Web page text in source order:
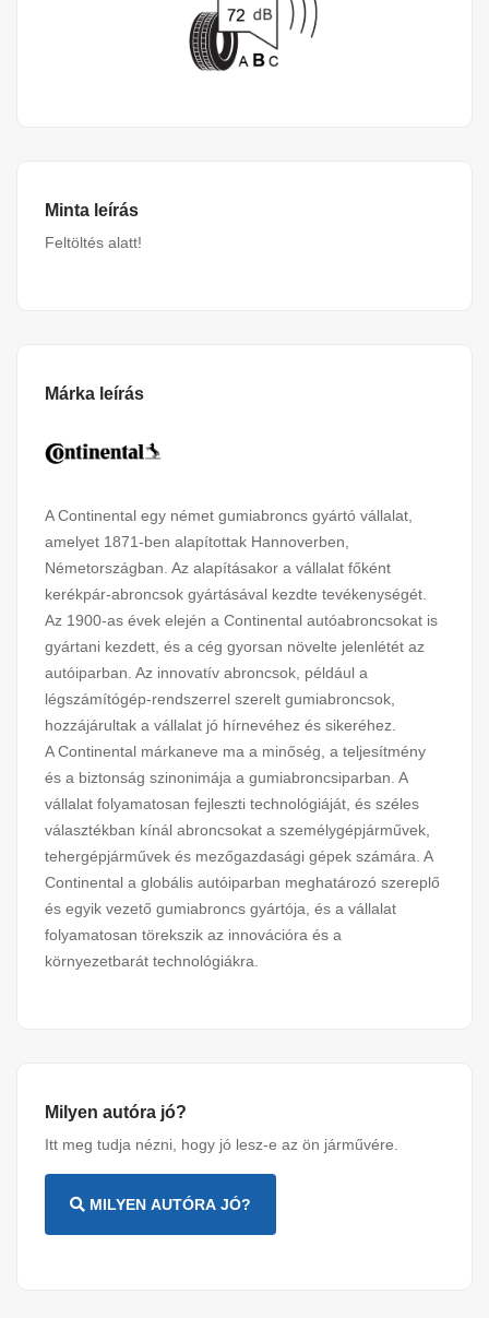
Minta leírás
Feltöltés alatt!
Márka leírás
A Continental egy német gumiabroncs gyártó vállalat,
amelyet 1871-ben alapítottak Hannoverben,
Németországban. Az alapításakor a vállalat főként
kerékpár-abroncsok gyártásával kezdte tevékenységét.
Az 1900-as évek elején a Continental autóabroncsokat is
gyártani kezdett, és a cég gyorsan növelte jelenlétét az
autóiparban. Az innovatív abroncsok, például a
légszámítógép-rendszerrel szerelt gumiabroncsok,
hozzájárultak a vállalat jó hírnevéhez és sikeréhez.
A Continental márkaneve ma a minőség, a teljesítmény
és a biztonság szinonimája a gumiabroncsiparban. A
vállalat folyamatosan fejleszti technológiáját, és széles
választékban kínál abroncsokat a személygépjárművek,
tehergépjárművek és mezőgazdasági gépek számára. A
Continental a globális autóiparban meghatározó szereplő
és egyik vezető gumiabroncs gyártója, és a vállalat
folyamatosan törekszik az innovációra és a
környezetbarát technológiákra.
Milyen autóra jó?
Itt meg tudja nézni, hogy jó lesz-e az ön járművére.
MILYEN AUTÓRA JÓ?